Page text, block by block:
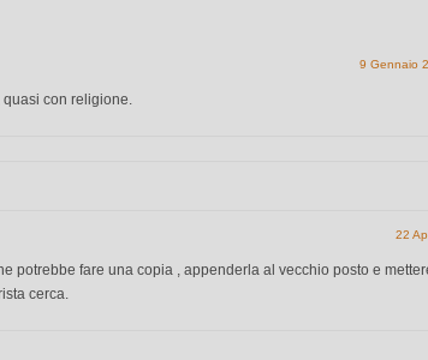
9 Gennaio
quasi con religione.
22
potrebbe fare una copia , appenderla al vecchio posto e
cerca.